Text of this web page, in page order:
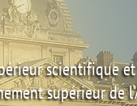
scientifique
supérieur de